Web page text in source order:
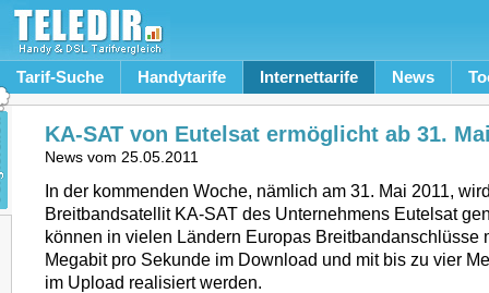
Tarif-Suche Handytarife Internettarife News
KA-SAT von Eutelsat ermöglicht ab 31.
News vom 25.05.2011
In der kommenden Woche, nämlich am 31. Mai 2011,
Breitbandsatellit KA-SAT des Unternehmens Eutelsat
können in vielen Ländern Europas Breitbandanschlüsse
Megabit pro Sekunde im Download und mit bis zu vier
im Upload realisiert werden.